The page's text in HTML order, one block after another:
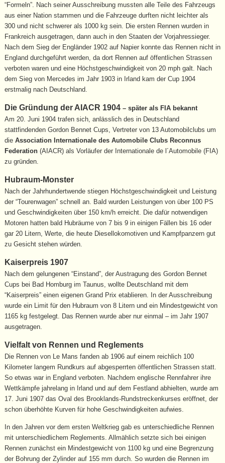
“Formeln”. Nach seiner Ausschreibung mussten alle Teile des Fahrzeugs
aus einer Nation stammen und die Fahrzeuge durften nicht leichter als
300 und nicht schwerer als 1000 kg sein. Die ersten Rennen wurden in
Frankreich ausgetragen, dann auch in den Staaten der Vorjahressieger.
Nach dem Sieg der Engländer 1902 auf Napier konnte das Rennen nicht in
England durchgeführt werden, da dort Rennen auf öffentlichen Strassen
verboten waren und eine Höchstgeschwindigkeit von 20 mph galt. Nach
dem Sieg von Mercedes im Jahr 1903 in Irland kam der Cup 1904
erstmalig nach Deutschland.
Die Gründung der AIACR 1904 – später als FIA bekannt
Am 20. Juni 1904 trafen sich, anlässlich des in Deutschland
stattfindenden Gordon Bennet Cups, Vertreter von 13 Automobilclubs um
die Association Internationale des Automobile Clubs Reconnus
Federation(AIACR) als Vorläufer der Internationale de l´Automobile (FIA)
zu gründen.
Hubraum-Monster
Nach der Jahrhundertwende stiegen Höchstgeschwindigkeit und Leistung
der “Tourenwagen” schnell an. Bald wurden Leistungen von über 100 PS
und Geschwindigkeiten über 150 km/h erreicht. Die dafür notwendigen
Motoren hatten bald Hubräume von 7 bis 9 in einigen Fällen bis 16 oder
gar 20 Litern, Werte, die heute Diesellokomotiven und Kampfpanzern gut
zu Gesicht stehen würden.
Kaiserpreis 1907
Nach dem gelungenen “Einstand”, der Austragung des Gordon Bennet
Cups bei Bad Homburg im Taunus, wollte Deutschland mit dem
“Kaiserpreis” einen eigenen Grand Prix etablieren. In der Ausschreibung
wurde ein Limit für den Hubraum von 8 Litern und ein Mindestgewicht von
1165 kg festgelegt. Das Rennen wurde aber nur einmal – im Jahr 1907
ausgetragen.
Vielfalt von Rennen und Reglements
Die Rennen von Le Mans fanden ab 1906 auf einem reichlich 100
Kilometer langem Rundkurs auf abgesperrten öffentlichen Strassen statt.
So etwas war in England verboten. Nachdem englische Rennfahrer ihre
Wettkämpfe jahrelang in Irland und auf dem Festland abhielten, wurde am
17. Juni 1907 das Oval des Brooklands-Rundstreckenkurses eröffnet, der
schon überhöhte Kurven für hohe Geschwindigkeiten aufwies.
In den Jahren vor dem ersten Weltkrieg gab es unterschiedliche Rennen
mit unterschiedlichem Reglements. Allmählich setzte sich bei einigen
Rennen zunächst ein Mindestgewicht von 1100 kg und eine Begrenzung
der Bohrung der Zylinder auf 155 mm durch. So wurden die Rennen im